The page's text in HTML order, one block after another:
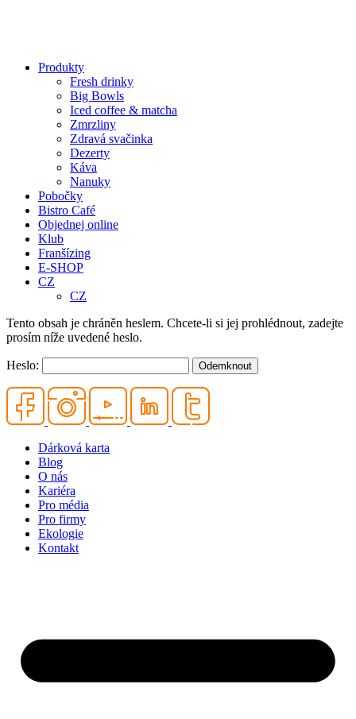
Produkty
Fresh drinky
Big Bowls
Iced coffee & matcha
Zmrzliny
Zdravá svačinka
Dezerty
Káva
Nanuky
Pobočky
Bistro Café
Objednej online
Klub
Franšízing
E-SHOP
CZ
CZ
Tento obsah je chráněn heslem. Chcete-li si jej prohlédnout, zadejte
prosím níže uvedené heslo.
Heslo:
Dárková karta
Blog
O nás
Kariéra
Pro média
Pro firmy
Ekologie
Kontakt